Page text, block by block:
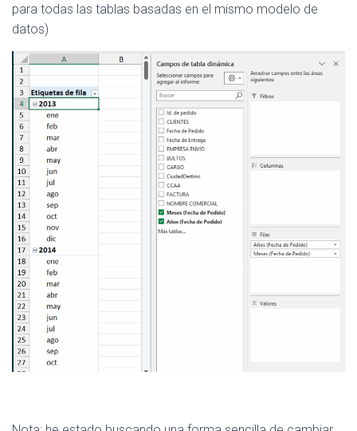
para todas las tablas basadas en el mismo modelo de
datos)